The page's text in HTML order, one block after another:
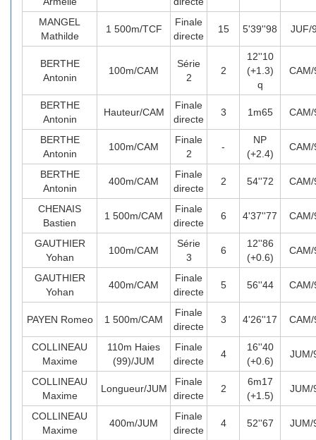
MANGEL
Mathilde
1 500m/TCF
Finale
directe
15 5'39''98 JUF/
BERTHE
Antonin
100m/CAM
Série
2
2
12''10
(+1.3)
q
CAM/
BERTHE
Antonin
Hauteur/CAM
Finale
directe
3 1m65 CAM/
BERTHE
Antonin
100m/CAM
Finale
2
-
NP
(+2.4)
CAM/
BERTHE
Antonin
400m/CAM
Finale
directe
2 54''72 CAM/
CHENAIS
Bastien
1 500m/CAM
Finale
directe
6 4'37''77 CAM/
GAUTHIER
Yohan
100m/CAM
Série
3
6
12''86
(+0.6)
CAM/
GAUTHIER
Yohan
400m/CAM
Finale
directe
5 56''44 CAM/
PAYEN Romeo 1 500m/CAM
Finale
directe
3 4'26''17 CAM/
COLLINEAU
Maxime
110m Haies
(99)/JUM
Finale
directe
4
16''40
(+0.6)
JUM/
COLLINEAU
Maxime
Longueur/JUM
Finale
directe
2
6m17
(+1.5)
JUM/
COLLINEAU
Maxime
400m/JUM
Finale
directe
4 52''67 JUM/